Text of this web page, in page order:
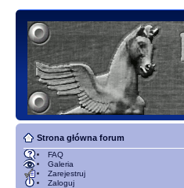
Strona główna forum
FAQ
Galeria
Zarejestruj
Zaloguj